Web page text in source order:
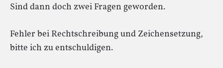
Sind dann doch zwei Fragen geworden.
Fehler bei Rechtschreibung und Zeichensetzung,
bitte ich zu entschuldigen.